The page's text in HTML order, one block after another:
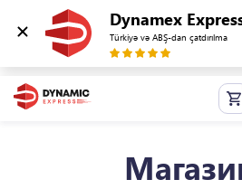
Dynamex
Türkiyə və ABŞ-dan çatdırılma